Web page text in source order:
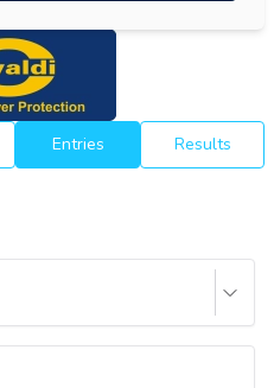
Entries Results